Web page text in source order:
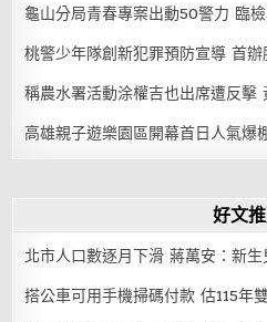
龜山分局青春專案出動50警力 臨
桃警少年隊創新犯罪預防宣導 首
稱農水署活動涂權吉也出席遭反擊
高雄親子遊樂園區開幕首日人氣爆
好文
北市人口數逐月下滑 蔣萬安：新
搭公車可用手機掃碼付款 估115年